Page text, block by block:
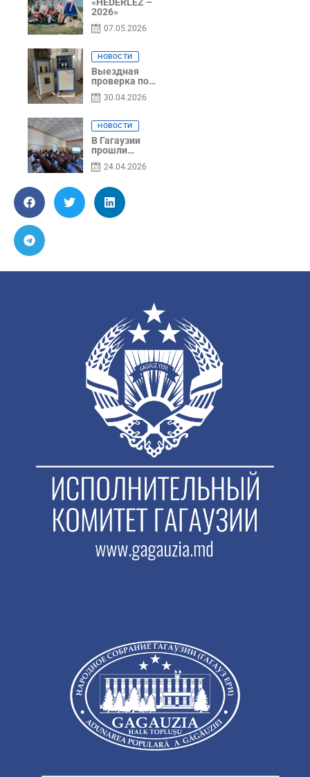
предприятия
Baurlukhouse
«HEDERLEZ –
2026»
07.05.2026
НОВОСТИ
Выездная
проверка по
вопросам
соблюдения
договоров о
предоставлении
грантов
предприятия
SRL Grand Nic
Oil Company
30.04.2026
НОВОСТИ
В Гагаузии
прошли
информационные
сессии по
программе –
2026
24.04.2026